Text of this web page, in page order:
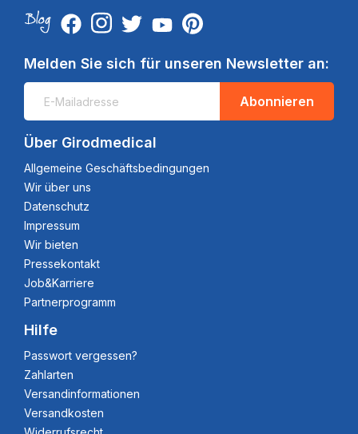
Melden Sie sich für unseren Newsletter an:
Abonnieren
Über Girodmedical
Allgemeine Geschäftsbedingungen
Wir über uns
Datenschutz
Impressum
Wir bieten
Pressekontakt
Job&Karriere
Partnerprogramm
Hilfe
Passwort vergessen?
Zahlarten
Versandinformationen
Versandkosten